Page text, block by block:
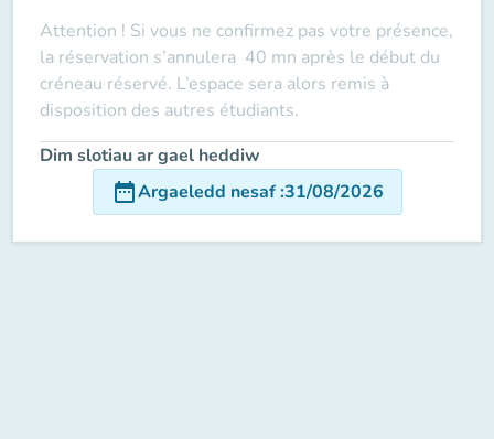
Attention ! Si vous ne confirmez pas votre présence,
la réservation s’annulera 40 mn après le début du
créneau réservé. L’espace sera alors remis à
disposition des autres étudiants.
Dim slotiau ar gael heddiw
date_rangeArgaeledd nesaf:31/08/2026